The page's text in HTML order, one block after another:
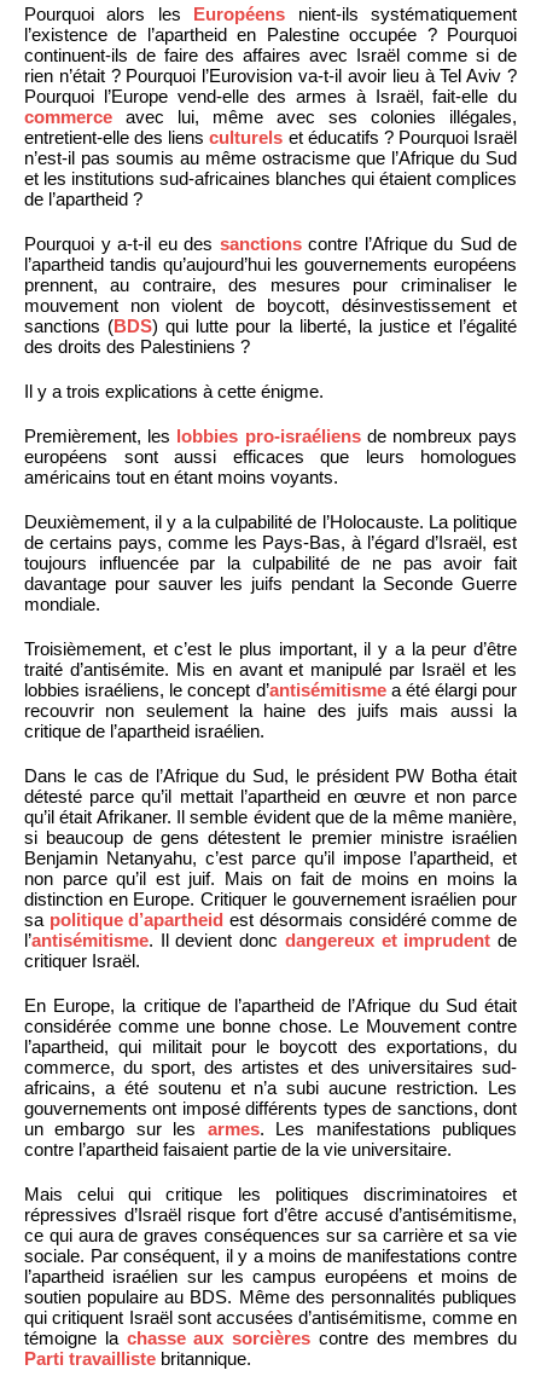
Pourquoi alors les Européens nient-ils systématiquement
l’existence de l’apartheid en Palestine occupée ? Pourquoi
continuent-ils de faire des affaires avec Israël comme si de
rien n’était ? Pourquoi l’Eurovision va-t-il avoir lieu à Tel Aviv ?
Pourquoi l’Europe vend-elle des armes à Israël, fait-elle du
commerce avec lui, même avec ses colonies illégales,
entretient-elle des liensculturels et éducatifs ? Pourquoi Israël
n’est-il pas soumis au même ostracisme que l’Afrique du Sud
et les institutions sud-africaines blanches qui étaient complices
de l’apartheid ?
Pourquoi y a-t-il eu des sanctionscontre l’Afrique du Sud de
l’apartheid tandis qu’aujourd’hui les gouvernements européens
prennent, au contraire, des mesures pour criminaliser le
mouvement non violent de boycott, désinvestissement et
sanctions (BDS) qui lutte pour la liberté, la justice et l’égalité
des droits des Palestiniens ?
Il y a trois explications à cette énigme.
Premièrement, les lobbies pro-israéliensde nombreux pays
européens sont aussi efficaces que leurs homologues
américains tout en étant moins voyants.
Deuxièmement, il y a la culpabilité de l’Holocauste. La politique
de certains pays, comme les Pays-Bas, à l’égard d’Israël, est
toujours influencée par la culpabilité de ne pas avoir fait
davantage pour sauver les juifs pendant la Seconde Guerre
mondiale.
Troisièmement, et c’est le plus important, il y a la peur d’être
traité d’antisémite. Mis en avant et manipulé par Israël et les
lobbies israéliens, le concept d’antisémitismea été élargi pour
recouvrir non seulement la haine des juifs mais aussi la
critique de l’apartheid israélien.
Dans le cas de l’Afrique du Sud, le président PW Botha était
détesté parce qu’il mettait l’apartheid en œuvre et non parce
qu’il était Afrikaner. Il semble évident que de la même manière,
si beaucoup de gens détestent le premier ministre israélien
Benjamin Netanyahu, c’est parce qu’il impose l’apartheid, et
non parce qu’il est juif. Mais on fait de moins en moins la
distinction en Europe. Critiquer le gouvernement israélien pour
sa politique d’apartheid est désormais considéré comme de
l’antisémitisme. Il devient donc dangereux et imprudent de
critiquer Israël.
En Europe, la critique de l’apartheid de l’Afrique du Sud était
considérée comme une bonne chose. Le Mouvement contre
l’apartheid, qui militait pour le boycott des exportations, du
commerce, du sport, des artistes et des universitaires sud-
africains, a été soutenu et n’a subi aucune restriction. Les
gouvernements ont imposé différents types de sanctions, dont
un embargo sur les armes. Les manifestations publiques
contre l’apartheid faisaient partie de la vie universitaire.
Mais celui qui critique les politiques discriminatoires et
répressives d’Israël risque fort d’être accusé d’antisémitisme,
ce qui aura de graves conséquences sur sa carrière et sa vie
sociale. Par conséquent, il y a moins de manifestations contre
l’apartheid israélien sur les campus européens et moins de
soutien populaire au BDS. Même des personnalités publiques
qui critiquent Israël sont accusées d’antisémitisme, comme en
témoigne la chasse aux sorcières contre des membres du
Parti travailliste britannique.